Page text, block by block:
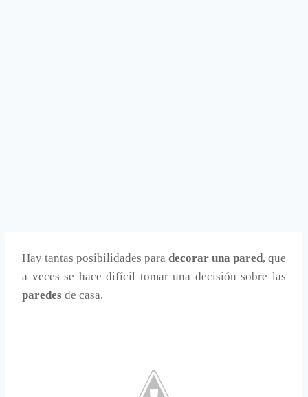
Hay tantas posibilidades para decorar una pared, que
a veces se hace difícil tomar una decisión sobre las
paredes de casa.